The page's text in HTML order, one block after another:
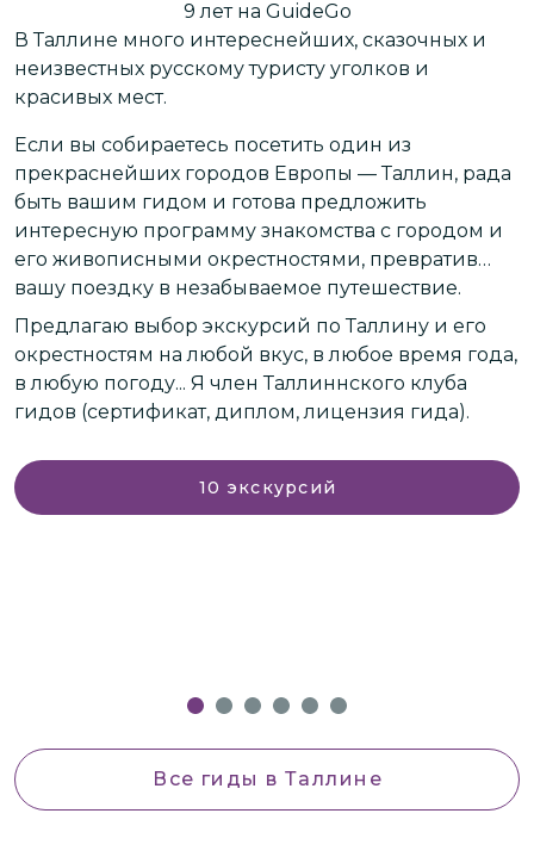
9 летна GuideGo
В Таллине много интереснейших, сказочных и
неизвестных русскому туристу уголков и
красивых мест.
Если вы собираетесь посетить один из
прекраснейших городов Европы — Таллин, рада
быть вашим гидом и готова предложить
интересную программу знакомства с городом и
его живописными окрестностями, превратив
вашу поездку в незабываемое путешествие.
Предлагаю выбор экскурсий по Таллину и его
окрестностям на любой вкус, в любое время года,
в любую погоду... Я член Таллиннского клуба
гидов (сертификат, диплом, лицензия гида).
10 экскурсий
Все гиды в Таллине